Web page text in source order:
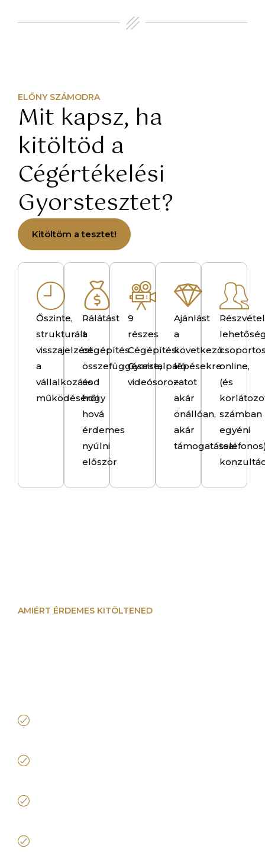
ELŐNY SZÁMODRA
Mit kapsz, ha
kitöltöd a
Cégértékelési
Gyorstesztet?
Kitöltöm a tesztet!
Őszinte,
strukturált
visszajelzést
a
vállalkozásod
működéséről
Rálátást
a
cégépítés
összefüggéseire,
és
hogy
hová
érdemes
nyúlni
először
9
részes
Cégépítési
Gyorstalpaló
videósorozatot
Ajánlást
a
következő
lépésekre
–
akár
önállóan,
akár
támogatással
online,
(és
számban
egyéni
AMIÉRT ÉRDEMES KITÖLTENED